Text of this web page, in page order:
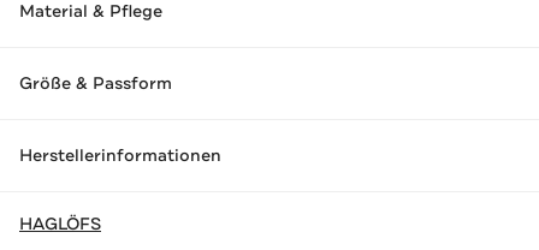
Material & Pflege
Größe & Passform
Herstellerinformationen
HAGLÖFS